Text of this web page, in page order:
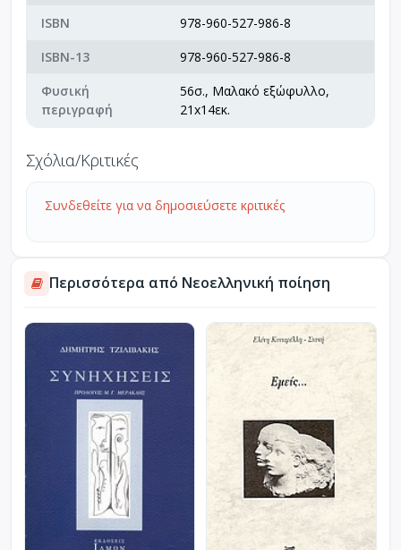
ISBN
978-960-527-986-8
ISBN-13
978-960-527-986-8
Φυσική
περιγραφή
56σ., Μαλακό εξώφυλλο,
21x14εκ.
Σχόλια/Κριτικές
Συνδεθείτε για να δημοσιεύσετε κριτικές
Περισσότερα από Νεοελληνική ποίηση